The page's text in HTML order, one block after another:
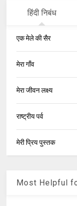
हिंदी निबंध
एक मेले की सैर
मेरा गाँव
मेरा जीवन लक्ष्य
राष्ट्रीय पर्व
मेरी प्रिय पुस्तक
Most Helpful